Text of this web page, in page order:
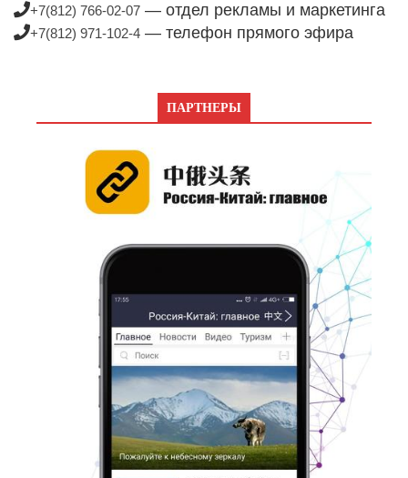
+7(812) 766-02-07 — отдел рекламы и маркетинга
+7(812) 971-102-4 — телефон прямого эфира
ПАРТНЕРЫ